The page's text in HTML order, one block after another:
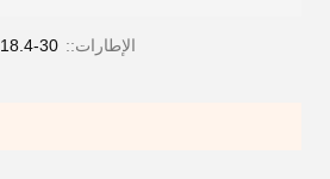
الإطارات:: 18.4-30، بدون أنابيب 4 قطع.